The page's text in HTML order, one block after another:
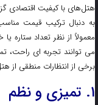
هتل‌های با کیفیت اقتصادی
به دنبال ترکیب قیمت
معمولاً از نظر تعداد ستاره
می‌ توانند تجربه‌ ای راحت،
برخی از انتظارات منطقی از
۱. تمیزی و نظم